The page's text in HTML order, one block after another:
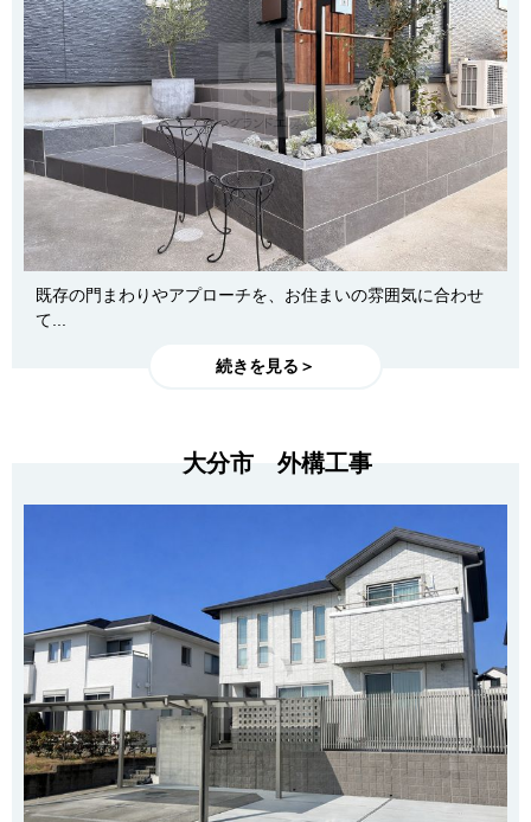
既存の門まわりやアプローチを、お住まいの雰囲気に合わせ
て...
続きを見る＞
大分市 外構工事